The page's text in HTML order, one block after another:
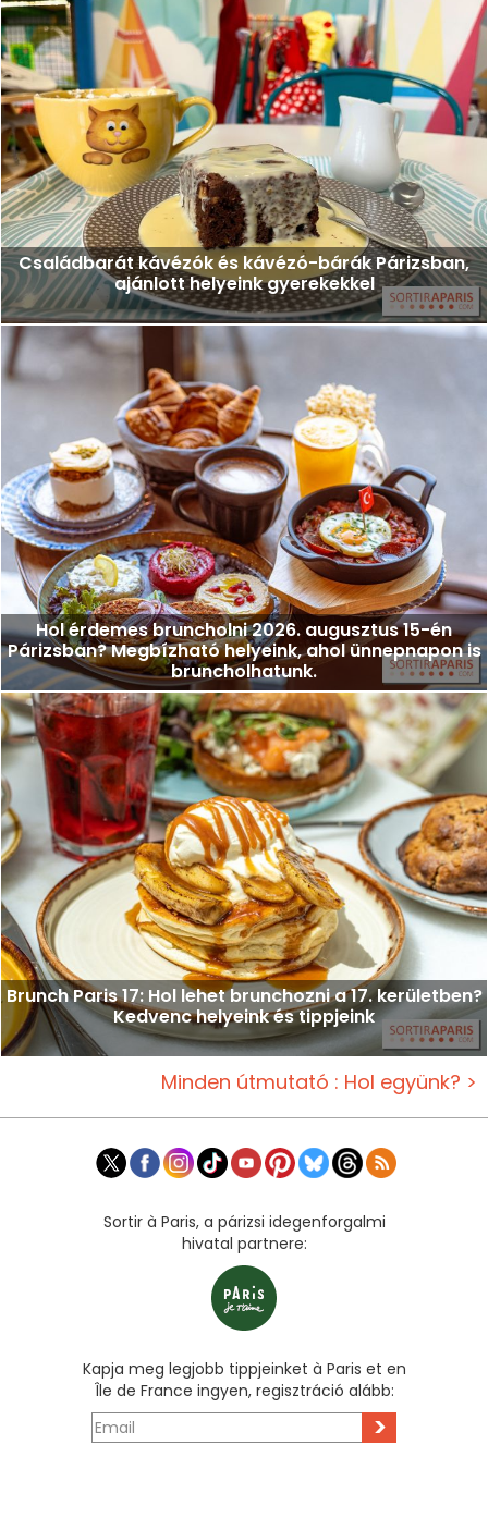
Családbarát kávézók és kávézó-bárák Párizsban,
ajánlott helyeink gyerekekkel
Hol érdemes bruncholni 2026. augusztus 15-én
Párizsban? Megbízható helyeink, ahol ünnepnapon is
bruncholhatunk.
Brunch Paris 17: Hol lehet brunchozni a 17. kerületben?
Kedvenc helyeink és tippjeink
Minden útmutató : Hol együnk? >
Sortir à Paris, a párizsi idegenforgalmi
hivatal partnere:
Kapja meg legjobb tippjeinket à Paris et en
Île de France ingyen, regisztráció alább:
>